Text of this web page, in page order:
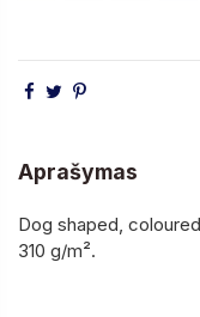
Aprašymas
Dog shaped,
310 g/m².